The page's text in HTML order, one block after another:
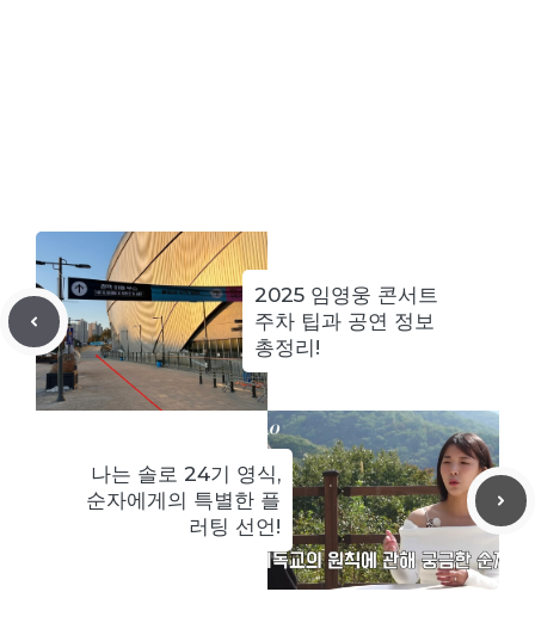
2025 임영웅 콘서트
주차 팁과 공연 정보
총정리!
나는 솔로 24기 영식,
순자에게의 특별한 플
러팅 선언!